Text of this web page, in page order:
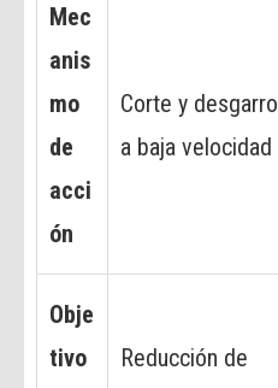
Mec
anis
mo
de
acci
ón
Corte y desgarro
a baja velocidad
Obje
tivo
Reducción de